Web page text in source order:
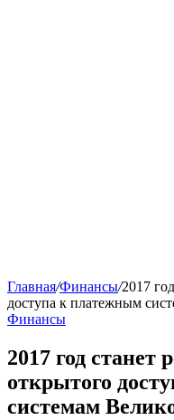
Главная/Финансы/2017
доступа к платежным
Финансы
2017 год станет
открытого
системам